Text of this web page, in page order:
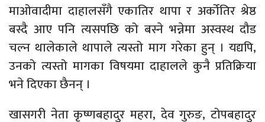
माओवादीमा दाहालसँगै एकातिर थापा र अर्कोतिर श्रेष्ठ
बस्दै आए पनि त्यसपछि को बस्ने भन्नेमा अस्वस्थ दौड
चल्न थालेकाले थापाले त्यस्तो माग गरेका हुन् । यद्यपि,
उनको त्यस्तो मागका विषयमा दाहालले कुनै प्रतिक्रिया
भने दिएका छैनन् ।
खासगरी नेता कृष्णबहादुर महरा, देव गुरुङ, टोपबहादुर